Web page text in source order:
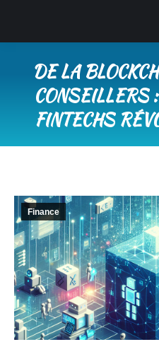
DE LA
CONSEILLERS
FINTECHS
Finance